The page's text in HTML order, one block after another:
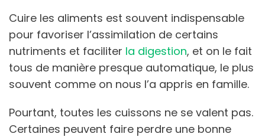
Cuire les aliments est souvent indispensable
pour favoriser l’assimilation de certains
nutriments et faciliter la digestion, et on le fait
tous de manière presque automatique, le plus
souvent comme on nous l’a appris en famille.
Pourtant, toutes les cuissons ne se valent pas.
Certaines peuvent faire perdre une bonne